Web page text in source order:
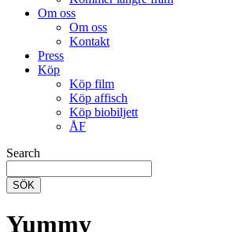
Om oss
Om oss
Kontakt
Press
Köp
Köp film
Köp affisch
Köp biobiljett
ÅF
Search
SÖK
Yummy